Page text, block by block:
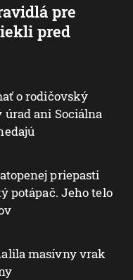
pre
pred
o rodičovský
úrad ani Sociálna
priepasti
potápač. Jeho telo
masívny vrak